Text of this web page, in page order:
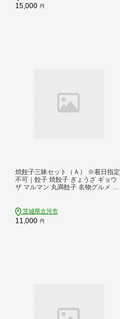
15,000 円
焼餃子三昧セット（Ａ） ※着日指定
不可｜餃子 焼餃子 ぎょうざ ギョウ
ザ マルマン 丸満餃子 名物グルメ ソ
_CO01
茨城県古河市
11,000 円